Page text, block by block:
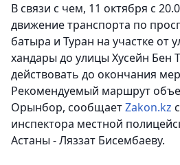
В связи с чем, 11 октября с
движение транспорта по
батыра и Туран на участке от
хандары до улицы Хусейн Бен
действовать до окончания
Рекомендуемый маршрут
Орынбор, сообщаетZakon.kz
инспектора местной
Астаны - Ляззат Бисембаеву.